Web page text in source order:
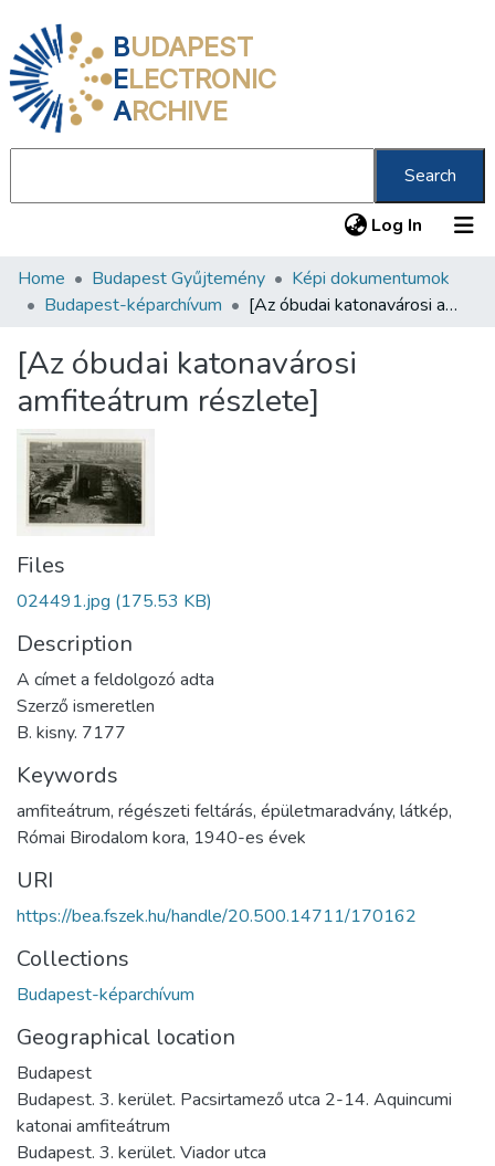
BUDAPEST
ELECTRONIC
ARCHIVE
Search
Log In (current)
Communities & Collections
Statistics
About us
Home Budapest Gyűjtemény
Képi dokumentumok
Budapest-képarchívum
[Az óbudai katonavárosi amfiteátrum részlete]
[Az óbudai katonavárosi
amfiteátrum részlete]
Files
024491.jpg (175.53 KB)
Description
A címet a feldolgozó adta
Szerző ismeretlen
B. kisny. 7177
Keywords
amfiteátrum, régészeti feltárás, épületmaradvány, látkép,
Római Birodalom kora, 1940-es évek
URI
https://bea.fszek.hu/handle/20.500.14711/170162
Collections
Budapest-képarchívum
Geographical location
Budapest
Budapest. 3. kerület. Pacsirtamező utca 2-14. Aquincumi
katonai amfiteátrum
Budapest. 3. kerület. Viador utca